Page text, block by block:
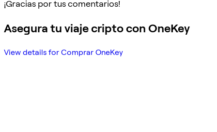
¡Gracias por tus comentarios!
Asegura tu viaje cripto con OneKey
View details for Comprar OneKey